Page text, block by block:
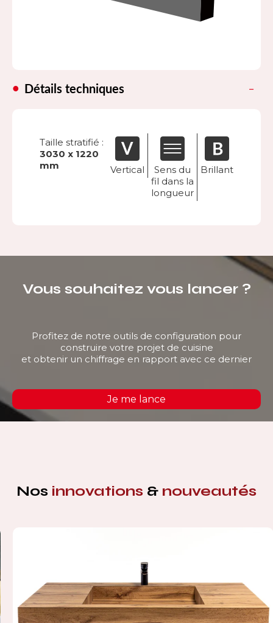
Détails techniques
Taille stratifié :
3030 x 1220
mm
Vertical
Sens du
fil dans la
longueur
Brillant
Vous souhaitez vous lancer ?
Profitez de notre outils de configuration pour
construire votre projet de cuisine
et obtenir un chiffrage en rapport avec ce dernier
Je me lance
Nos innovations & nouveautés